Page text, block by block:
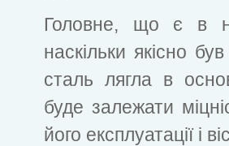
Головне, що є в
наскільки якісно
сталь лягла в
буде залежати
його експлуатації і